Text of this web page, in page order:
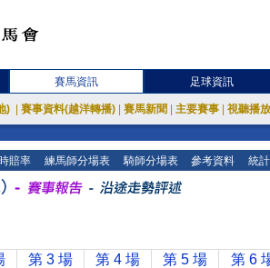
賽馬資訊 足球資訊
) 賽事資料(越洋轉播) 賽馬新聞 主要賽事 視聽播
賠率 練馬師分場表 騎師分場表 參考資料 統
第 3 場 第 4 場 第 5 場 第 6